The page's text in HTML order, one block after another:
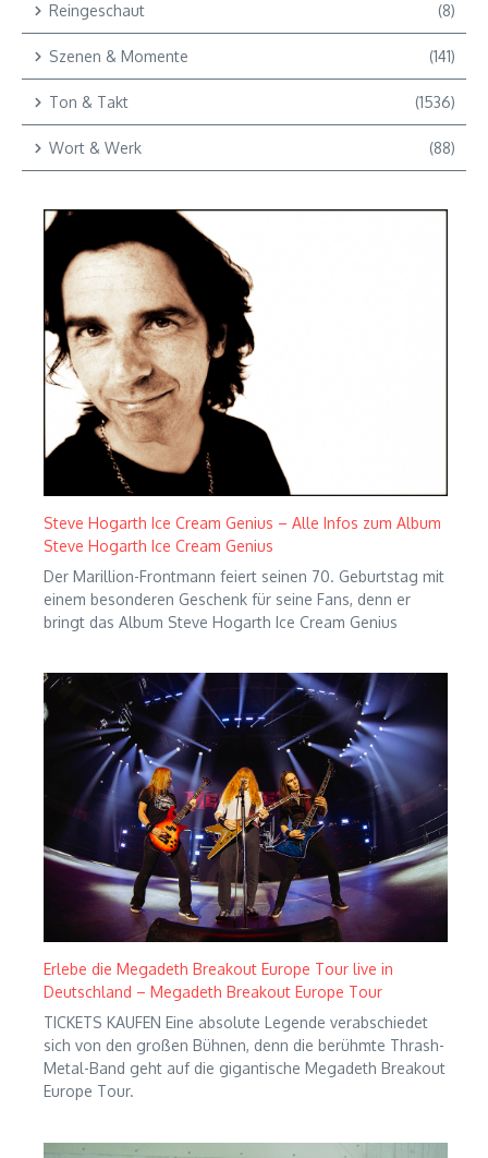
Reingeschaut (8)
Szenen & Momente (141)
Ton & Takt (1536)
Wort & Werk (88)
Steve Hogarth Ice Cream Genius – Alle Infos zum Album
Steve Hogarth Ice Cream Genius
Der Marillion-Frontmann feiert seinen 70. Geburtstag mit
einem besonderen Geschenk für seine Fans, denn er
bringt das Album Steve Hogarth Ice Cream Genius
Erlebe die Megadeth Breakout Europe Tour live in
Deutschland – Megadeth Breakout Europe Tour
TICKETS KAUFEN Eine absolute Legende verabschiedet
sich von den großen Bühnen, denn die berühmte Thrash-
Metal-Band geht auf die gigantische Megadeth Breakout
Europe Tour.